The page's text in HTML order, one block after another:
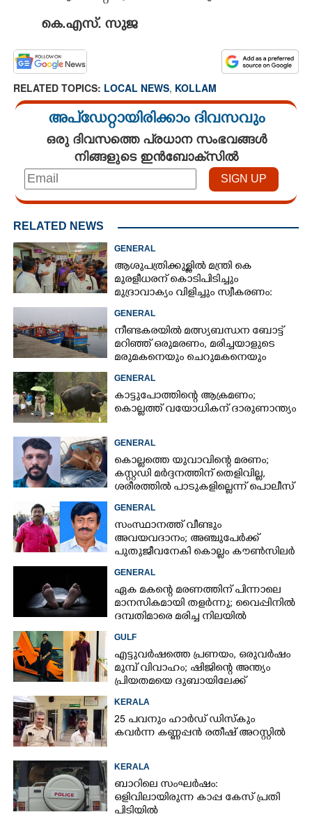
കെ.എസ്. സുജ
RELATED TOPICS: LOCAL NEWS, KOLLAM
അപ്ഡേറ്റായിരിക്കാം ദിവസവും
ഒരു ദിവസത്തെ പ്രധാന സംഭവങ്ങൾ
നിങ്ങളുടെ ഇൻബോക്സിൽ
RELATED NEWS
GENERAL
ആശുപത്രിക്കുള്ളിൽ മന്ത്രി കെ
മുരളീധരന് കൊടിപിടിച്ചും
മുദ്രാവാക്യം വിളിച്ചും സ്വീകരണം:
GENERAL
നീണ്ടകരയിൽ മത്സ്യബന്ധന ബോട്ട്
മറിഞ്ഞ്​ ഒരുമരണം,​ മരിച്ചയാളുടെ
മരുമകനെയും ചെറുമകനെയും
GENERAL
കാട്ടുപോത്തിന്റെ ആക്രമണം;
കൊല്ലത്ത് വയോധികന് ദാരുണാന്ത്യം
GENERAL
കൊല്ലത്തെ യുവാവിന്റെ മരണം;
കസ്റ്റഡി മർദ്ദനത്തിന് തെളിവില്ല,
ശരീരത്തിൽ പാടുകളില്ലെന്ന് പൊലീസ്
GENERAL
സംസ്ഥാനത്ത് വീണ്ടും
അവയവദാനം; അഞ്ചുപേർക്ക്
പുതുജീവനേകി കൊല്ലം കൗൺസിലർ
GENERAL
ഏക മകന്റെ മരണത്തിന് പിന്നാലെ
മാനസികമായി തളർന്നു; വൈപ്പിനിൽ
ദമ്പതിമാരെ മരിച്ച നിലയിൽ
GULF
എട്ടുവർഷത്തെ പ്രണയം,​ ഒരുവർഷം
മുമ്പ് വിവാഹം; ഷിജിന്റെ അന്ത്യം
പ്രിയതമയെ ദുബായിലേക്ക്
KERALA
25 പവനും ഹാർഡ് ഡിസ്കും
കവർന്ന കണ്ണപ്പൻ രതീഷ് അറസ്റ്റിൽ
KERALA
ബാറിലെ സംഘർഷം:
ഒളിവിലായിരുന്ന കാപ്പ കേസ് പ്രതി
പിടിയിൽ